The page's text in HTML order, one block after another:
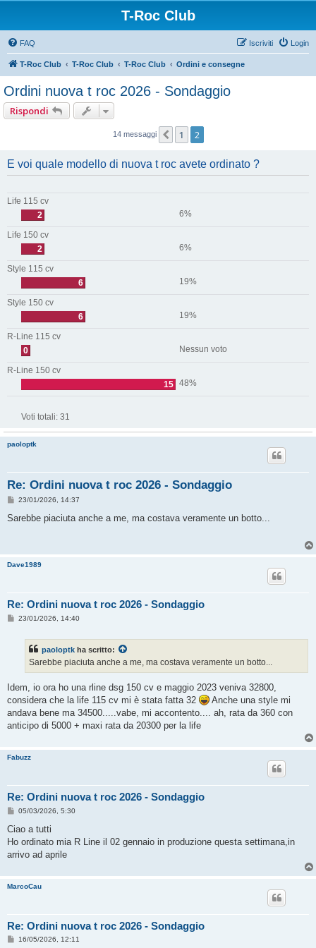
T-Roc Club
FAQ Login
Iscriviti
T-Roc Club T-Roc Club T-Roc Club Ordini e consegne
Ordini nuova t roc 2026 - Sondaggio
Rispondi
14 messaggi Precedente
1 2
E voi quale modello di nuova t roc avete ordinato ?
Life 115 cv
2
6%
Life 150 cv
2
6%
Style 115 cv
6
19%
Style 150 cv
6
19%
R-Line 115 cv
0
Nessun voto
R-Line 150 cv
15 48%
Voti totali: 31
paoloptk
Re: Ordini nuova t roc 2026 - Sondaggio
M
s
o
23/01/2026, 14:37
Sarebbe piaciuta anche a me, ma costava veramente un botto...
Dave1989
Re: Ordini nuova t roc 2026 - Sondaggio
M
o
23/01/2026, 14:40
paoloptk ha scritto:
Sarebbe piaciuta anche a me, ma costava veramente un botto...
Idem, io ora ho una rline dsg 150 cv e maggio 2023 veniva 32800,
considera che la life 115 cv mi è stata fatta 32
Anche una style mi
andava bene ma 34500.....vabe, mi accontento.... ah, rata da 360 con
anticipo di 5000 + maxi rata da 20300 per la life
Fabuzz
Re: Ordini nuova t roc 2026 - Sondaggio
M
s
a
g
o
05/03/2026, 5:30
Ciao a tutti
Ho ordinato mia R Line il 02 gennaio in produzione questa settimana,in
arrivo ad aprile
MarcoCau
Re: Ordini nuova t roc 2026 - Sondaggio
M
16/05/2026, 12:11